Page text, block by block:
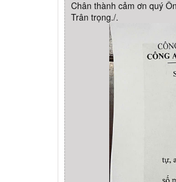
Chân thành cảm ơn quý
Trân trọng./.